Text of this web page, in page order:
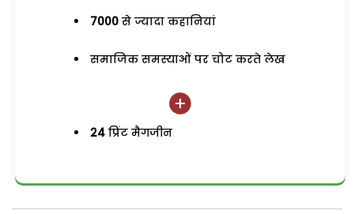
7000 से ज्यादा कहानियां
समाजिक समस्याओं पर चोट करते लेख
24 प्रिंट मैगजीन